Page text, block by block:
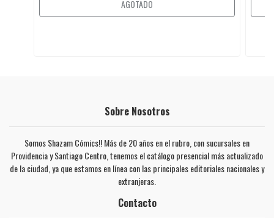
AGOTADO
Sobre Nosotros
Somos Shazam Cómics!! Más de 20 años en el rubro, con sucursales en
Providencia y Santiago Centro, tenemos el catálogo presencial más actualizado
de la ciudad, ya que estamos en línea con las principales editoriales nacionales y
extranjeras.
Contacto